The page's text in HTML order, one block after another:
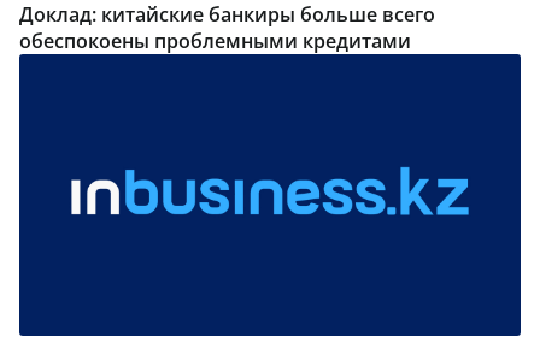
Доклад: китайские банкиры больше всего
обеспокоены проблемными кредитами